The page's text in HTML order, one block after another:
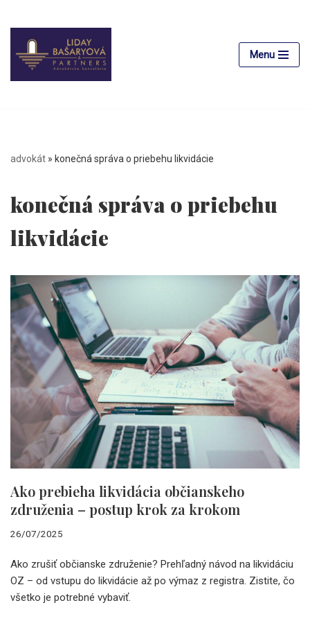
Preskočiť
na
obsah
Menu
advokát » konečná správa o priebehu likvidácie
konečná správa o priebehu
likvidácie
Ako prebieha likvidácia občianskeho
združenia – postup krok za krokom
26/07/2025
Ako zrušiť občianske združenie? Prehľadný návod na likvidáciu
OZ – od vstupu do likvidácie až po výmaz z registra. Zistite, čo
všetko je potrebné vybaviť.